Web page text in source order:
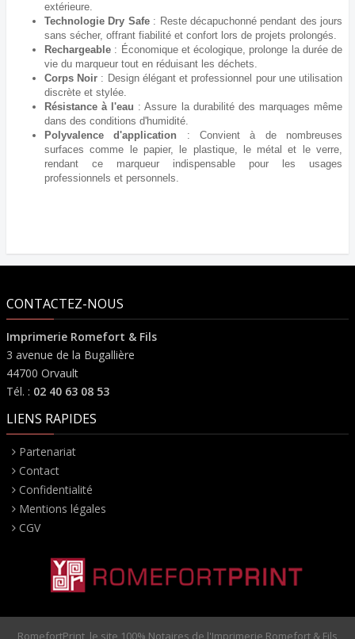
extérieure.
Technologie Dry Safe: Reste décapuchonné pendant des jours
sans sécher, offrant fiabilité et confort lors de projets prolongés.
Rechargeable : Économique et écologique, prolonge la durée de
vie du marqueur tout en réduisant les déchets.
Corps Noir : Design élégant et professionnel pour une utilisation
discrète et stylée.
Résistance à l'eau : Assure la durabilité des marquages même
dans des conditions d'humidité.
Polyvalence d'application : Convient à de nombreuses
surfaces comme le papier, le plastique, le métal et le verre,
rendant ce marqueur indispensable pour les usages
professionnels et personnels.
CONTACTEZ-NOUS
Imprimerie Romefort & Fils
3 avenue de la Bugallière
44700 Orvault
Tél. : 02 40 63 08 53
LIENS RAPIDES
Partenariat
Contact
Confidentialité
Mentions légales
CGV